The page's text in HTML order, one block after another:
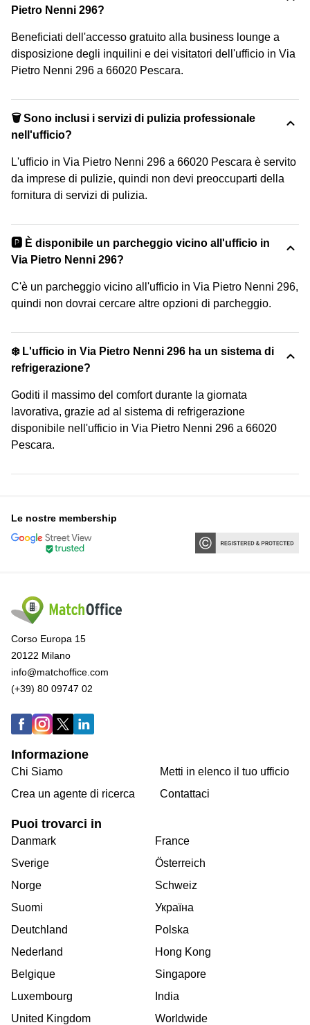
Pietro Nenni 296?
Beneficiati dell'accesso gratuito alla business lounge a
disposizione degli inquilini e dei visitatori dell'ufficio in Via
Pietro Nenni 296 a 66020 Pescara.
🗑 Sono inclusi i servizi di pulizia professionale
nell'ufficio?
L'ufficio in Via Pietro Nenni 296 a 66020 Pescara è servito
da imprese di pulizie, quindi non devi preoccuparti della
fornitura di servizi di pulizia.
🅿️ È disponibile un parcheggio vicino all'ufficio in
Via Pietro Nenni 296?
C'è un parcheggio vicino all'ufficio in Via Pietro Nenni 296,
quindi non dovrai cercare altre opzioni di parcheggio.
❄️ L'ufficio in Via Pietro Nenni 296 ha un sistema di
refrigerazione?
Goditi il massimo del comfort durante la giornata
lavorativa, grazie ad al sistema di refrigerazione
disponibile nell'ufficio in Via Pietro Nenni 296 a 66020
Pescara.
Le nostre membership
Corso Europa 15
20122 Milano
info@matchoffice.com
(+39) 80 09747 02
Informazione
Chi Siamo
Crea un agente di ricerca
Metti in elenco il tuo ufficio
Contattaci
Puoi trovarci in
Danmark
Sverige
Norge
Suomi
Deutchland
Nederland
Belgique
Luxembourg
United Kingdom
France
Österreich
Schweiz
Україна
Polska
Hong Kong
Singapore
India
Worldwide